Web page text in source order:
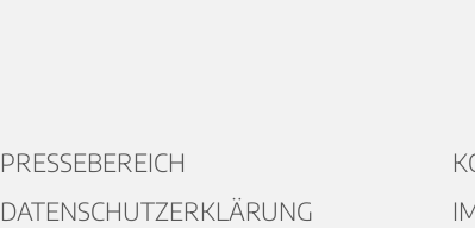
PRESSEBEREICH
DATENSCHUTZERKLÄRUNG